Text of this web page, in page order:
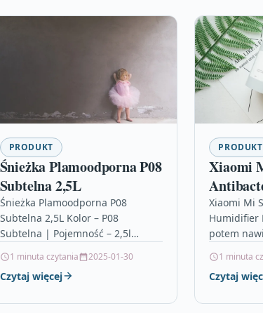
PRODUKT
Śnieżka Plamoodporna P08
Subtelna 2,5L
Śnieżka Plamoodporna P08
Subtelna 2,5L Kolor – P08
Subtelna | Pojemność – 2,5l
ZASTOSOWANIE Pokój nastolatka
Korytarz Ściana Sufit OPIS
1 minuta czytania 2025-01-30
Czytaj więcej
PRODUKT
Xiaomi
Xiaomi Mi
Humidifier
potem
Wygodne
1 minuta
Czytaj